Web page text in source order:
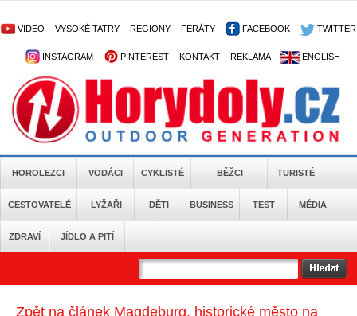
VIDEO - VYSOKÉ TATRY - REGIONY - FERÁTY - FACEBOOK - TWITTER
- INSTAGRAM - PINTEREST - KONTAKT - REKLAMA - ENGLISH
HOROLEZCI VODÁCI CYKLISTÉ BĚŽCI TURISTÉ
CESTOVATELÉ LYŽAŘI DĚTI BUSINESS TEST MÉDIA
ZDRAVÍ JÍDLO A PITÍ
Zpět na článek Magdeburg, historické město na